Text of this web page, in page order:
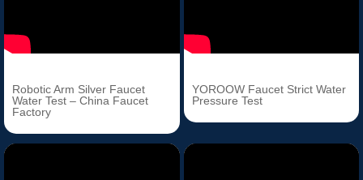
Robotic Arm Silver Faucet
Water Test – China Faucet
Factory
YOROOW Faucet Strict Water
Pressure Test